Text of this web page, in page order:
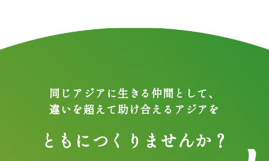
同じアジアに生きる仲間として、
違いを超えて助け合えるアジアを
ともにつくりませんか？